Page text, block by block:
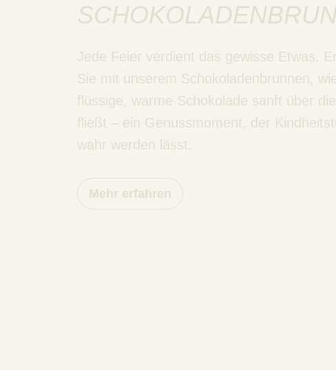
Jede Feier verdient das gewisse Etwas.
Sie mit unserem Schokoladenbrunnen,
flüssige, warme Schokolade sanft über
fließt – ein Genussmoment, der
wahr werden lässt.
Mehr erfahren